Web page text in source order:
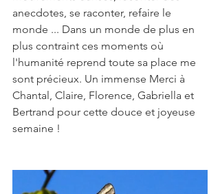
anecdotes, se raconter, refaire le
monde ... Dans un monde de plus en
plus contraint ces moments où
l'humanité reprend toute sa place me
sont précieux. Un immense Merci à
Chantal, Claire, Florence, Gabriella et
Bertrand pour cette douce et joyeuse
semaine !